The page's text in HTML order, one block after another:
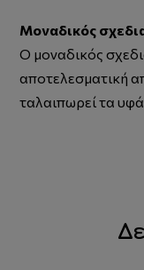
Μοναδικός
Ο μοναδικός
αποτελεσματική
ταλαιπωρεί τα